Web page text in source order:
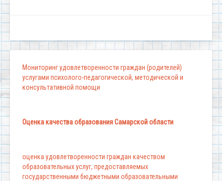
Мониторинг удовлетворенности граждан (родителей)
услугами психолого-педагогической, методической и
консультативной помощи
Оценка качества образования Самарской области
оценка удовлетворенности граждан качеством
образовательных услуг, предоставляемых
государственными бюджетными образовательными